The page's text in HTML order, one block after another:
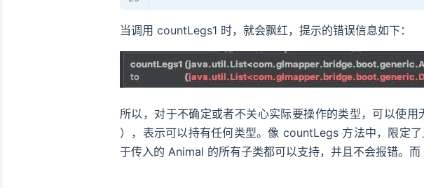
当调用 countLegs1 时，就会飘红，提示的错误信息如下：
所以，对于不确定或者不关心实际要操作的类型，可以使
），表示可以持有任何类型。像 countLegs 方法中，限定
于传入的 Animal 的所有子类都可以支持，并且不会报错。而